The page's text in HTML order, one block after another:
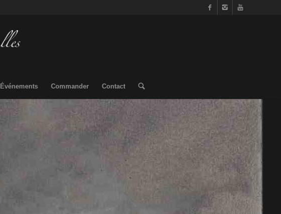
Événements Commander Contact